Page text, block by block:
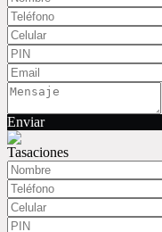
Enviar
Tasaciones